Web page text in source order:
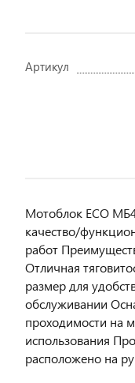
Артикул
Мотоблок ECO
качество/
работ
Отличная
размер для
обслуживании
проходимости на
использования
расположено на